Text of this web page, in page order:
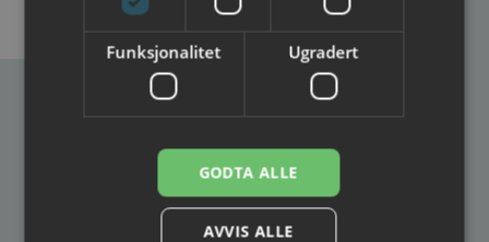
Ibsenhuset
Lundegate 6
Funksjonalitet Ugradert
GODTA ALLE
AVVIS ALLE